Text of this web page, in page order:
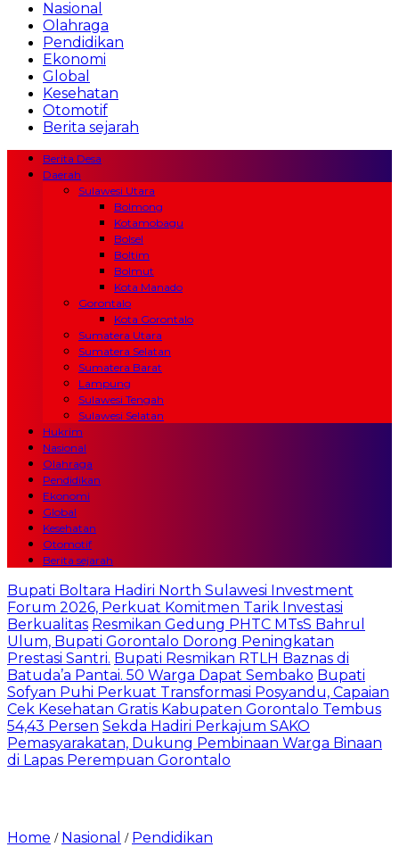
Nasional
Olahraga
Pendidikan
Ekonomi
Global
Kesehatan
Otomotif
Berita sejarah
Berita Desa
Daerah
Sulawesi Utara
Bolmong
Kotamobagu
Bolsel
Boltim
Bolmut
Kota Manado
Gorontalo
Kota Gorontalo
Sumatera Utara
Sumatera Selatan
Sumatera Barat
Lampung
Sulawesi Tengah
Sulawesi Selatan
Hukrim
Nasional
Olahraga
Pendidikan
Ekonomi
Global
Kesehatan
Otomotif
Berita sejarah
Bupati Boltara Hadiri North Sulawesi Investment
Forum 2026, Perkuat Komitmen Tarik Investasi
Berkualitas Resmikan Gedung PHTC MTsS Bahrul
Ulum, Bupati Gorontalo Dorong Peningkatan
Prestasi Santri. Bupati Resmikan RTLH Baznas di
Batuda’a Pantai. 50 Warga Dapat Sembako Bupati
Sofyan Puhi Perkuat Transformasi Posyandu, Capaian
Cek Kesehatan Gratis Kabupaten Gorontalo Tembus
54,43 Persen Sekda Hadiri Perkajum SAKO
Pemasyarakatan, Dukung Pembinaan Warga Binaan
di Lapas Perempuan Gorontalo
Home / Nasional / Pendidikan